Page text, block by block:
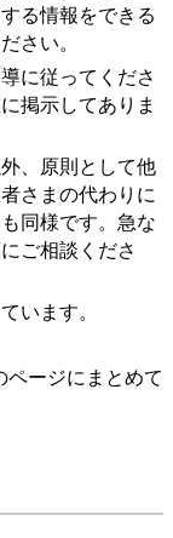
る情報をできる
さい。
に従ってくださ
掲示してありま
、原則として他
さまの代わりに
同様です。急な
ご相談くださ
います。
ページにまとめて